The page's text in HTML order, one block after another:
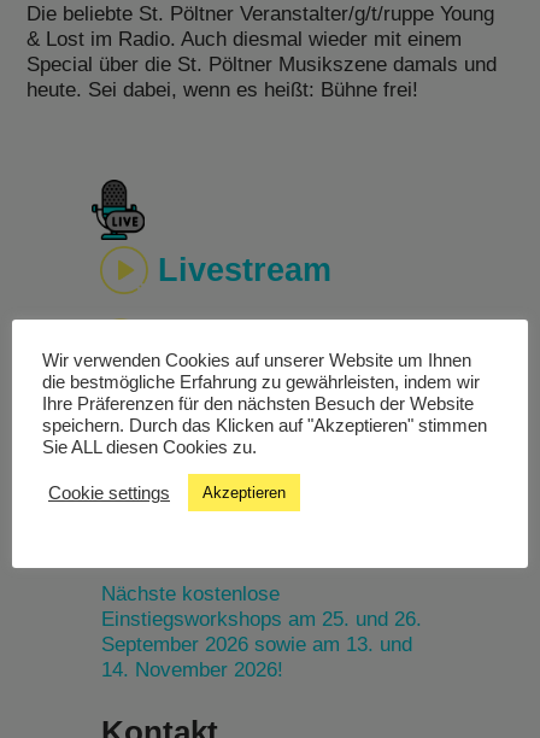
Die beliebte St. Pöltner Veranstalter/g/t/ruppe Young
& Lost im Radio. Auch diesmal wieder mit einem
Special über die St. Pöltner Musikszene damals und
heute. Sei dabei, wenn es heißt: Bühne frei!
Livestream
Songfinder
Nächste kostenlose
Einstiegsworkshops am 25. und 26.
September 2026 sowie am 13. und
14. November 2026!
Wir verwenden Cookies auf unserer Website um Ihnen
die bestmögliche Erfahrung zu gewährleisten, indem wir
Ihre Präferenzen für den nächsten Besuch der Website
speichern. Durch das Klicken auf "Akzeptieren" stimmen
Sie ALL diesen Cookies zu.
Cookie settings Akzeptieren